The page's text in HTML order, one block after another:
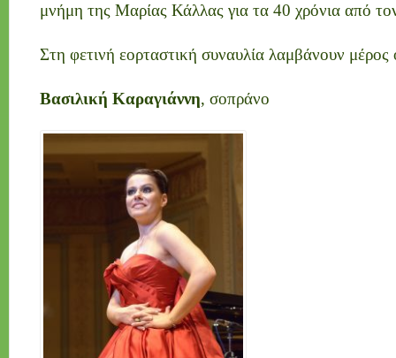
μνήμη της Μαρίας Κάλλας για τα 40 χρόνια από
Στη φετινή εορταστική συναυλία λαμβάνουν μέρος
Βασιλική Καραγιάννη, σοπράνο